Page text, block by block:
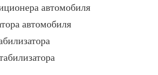
автомобиля
автомобиля